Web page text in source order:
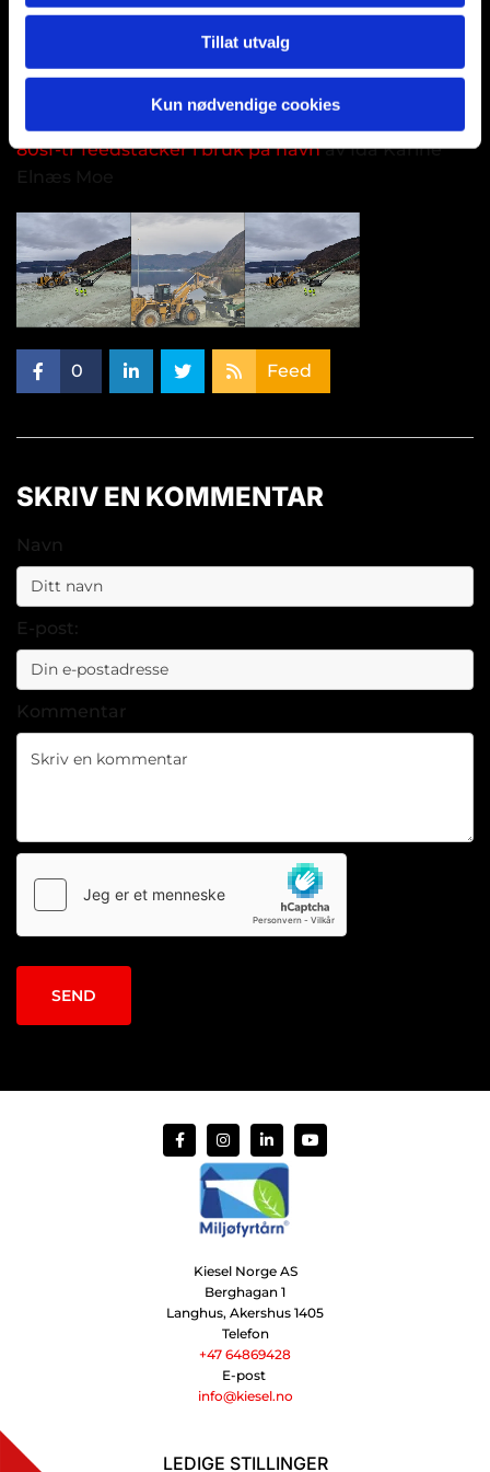
Tillat utvalg
Kun nødvendige cookies
80sf-tr feedstacker i bruk på havnav Ida Karine
Elnæs Moe
0 Feed
SKRIV EN KOMMENTAR
Navn
E-post:
Kommentar
Kiesel Norge AS
Berghagan 1
Langhus, Akershus 1405
Telefon
+47 64869428
E-post
info@kiesel.no
LEDIGE STILLINGER